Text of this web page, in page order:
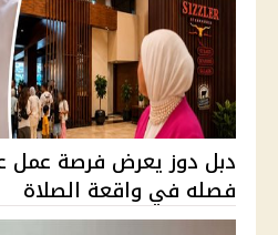
دبل دوز يعرض فرصة عمل
فصله في واقعة الصلاة